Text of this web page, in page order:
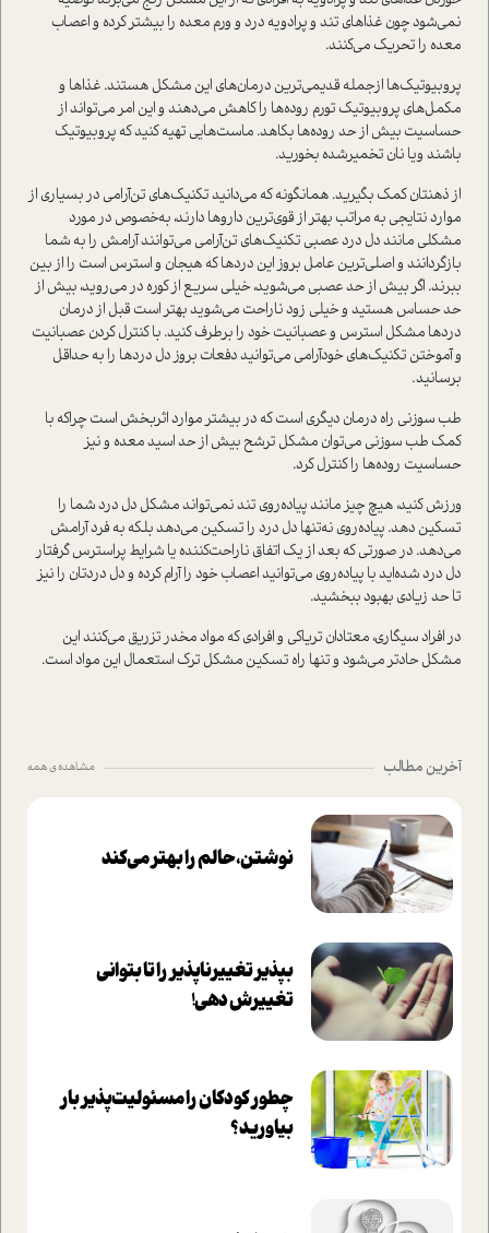
نمی‌شود چون غذاهای تند و پر‌ادویه درد و ورم معده را بیشتر کرده و اعصاب
معده را تحریک می‌کنند.
پروبیوتیک‌ها از‌جمله قدیمی‌ترین درمان‌های این مشکل هستند. غذاها و
مکمل‌های پرو‌بیوتیک تورم روده‌ها را کاهش می‌دهند و این امر می‌تواند از
حساسیت بیش از حد روده‌ها بکاهد. ماست‌هایی تهیه کنید که پروبیوتیک
باشند ویا نان تخمیر‌شده بخورید.
از ذهنتان کمک بگیرید. همانگونه که می‌دانید تکنیک‌های تن‌آرامی ‌در بسیاری از
موارد نتایجی به مراتب بهتر از قوی‌ترین داروها دارند، به‌خصوص در مورد
مشکلی مانند دل درد عصبی تکنیک‌های تن‌آرامی ‌می‌توانند آرامش را به شما
بازگردانند و اصلی‌ترین عامل بروز این دردها که هیجان و استرس است را از بین
ببرند. اگر بیش از حد عصبی می‌شوید، خیلی سریع از کوره در می‌روید، بیش از
حد حساس هستید و خیلی زود ناراحت می‌شوید بهتر است قبل از درمان
دردها مشکل استرس و عصبانیت خود را برطرف کنید. با کنترل کردن عصبانیت
و آموختن تکنیک‌های خود‌آرامی ‌می‌توانید دفعات بروز دل دردها را به حداقل
برسانید.
طب سوزنی راه درمان دیگری است که در بیشتر موارد اثر‌بخش است چراکه با
کمک طب سوزنی می‌توان مشکل ترشح بیش از حد اسید معده و نیز
حساسیت روده‌ها را کنترل کرد.
ورزش کنید، هیچ چیز مانند پیاده‌روی تند نمی‌تواند مشکل دل درد شما را
تسکین دهد. پیاده‌روی نه‌تنها دل درد را تسکین می‌دهد بلکه به فرد آرامش
می‌دهد. در صورتی که بعد از یک اتفاق ناراحت‌کننده یا شرایط پر‌استرس گرفتار
دل درد شده‌اید با پیاده‌روی می‌توانید اعصاب خود را آرام کرده و دل دردتان را نیز
تا حد زیادی بهبود ببخشید.
در افراد سیگاری، معتادان تریاکی و افرادی که مواد مخدر تزریق می‌کنند این
مشکل حادتر می‌شود و تنها راه تسکین مشکل ترک استعمال این مواد است.
آخرین مطالب مشاهده ی همه
نوشتن، حالم را بهتر می‌کند
بپذير تغييرناپذير را تا بتواني
تغييرش دهي!‏
چطور کودکان را مسئولیت‌پذیر بار
بیاورید؟